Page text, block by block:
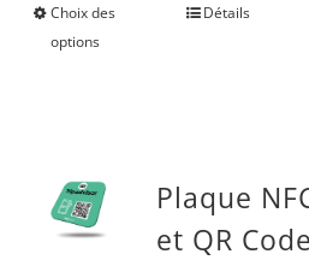
Choix des
options
Ce
variations.
Les
Détails
Plaque
et QR